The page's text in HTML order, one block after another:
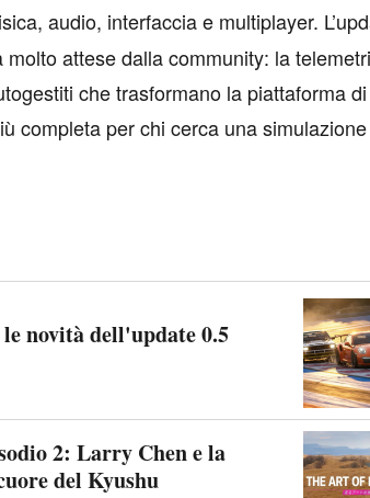
audio, interfaccia e multiplayer.
attese dalla community: la
che trasformano la piattaforma di
completa per chi cerca una simulazione
novità dell'update 0.5
2: Larry Chen e la
del Kyushu